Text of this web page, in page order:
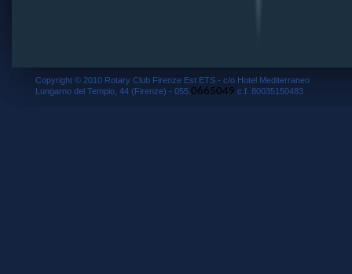
Copyright © 2010 Rotary Club Firenze Est ETS - c/o Hotel Mediterraneo
Lungarno del Tempio, 44 (Firenze) - 055. 0665049 c.f. 80035150483